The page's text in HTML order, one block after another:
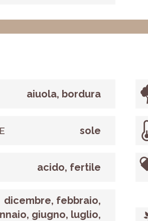
aiuola, bordura
sole
acido, fertile
dicembre, febbraio,
giugno, luglio,